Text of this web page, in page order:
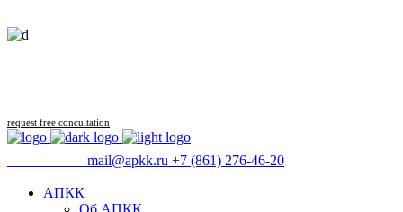
request free concultation
mail@apkk.ru +7 (861) 276-46-20
АПКК